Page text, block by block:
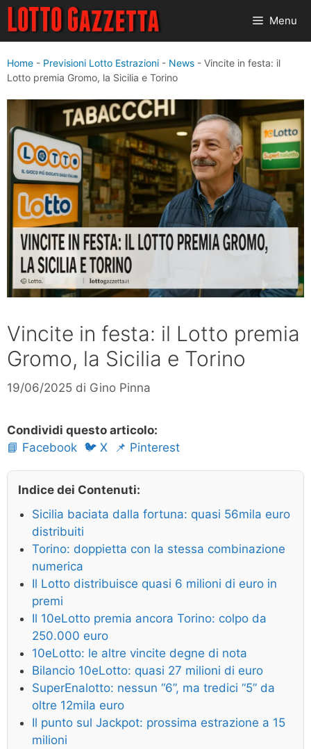
Vai
contenuto
Menu
Home - Previsioni Lotto Estrazioni - News - Vincite in festa: il
Lotto premia Gromo, la Sicilia e Torino
Vincite in festa: il Lotto premia
Gromo, la Sicilia e Torino
19/06/2025 di Gino Pinna
Condividi questo articolo:
📘 Facebook 🐦 X 📌 Pinterest
Indice dei Contenuti:
Sicilia baciata dalla fortuna: quasi 56mila euro
distribuiti
Torino: doppietta con la stessa combinazione
numerica
Il Lotto distribuisce quasi 6 milioni di euro in
premi
Il 10eLotto premia ancora Torino: colpo da
250.000 euro
10eLotto: le altre vincite degne di nota
Bilancio 10eLotto: quasi 27 milioni di euro
SuperEnalotto: nessun “6”, ma tredici “5” da
oltre 12mila euro
Il punto sul Jackpot: prossima estrazione a 15
milioni